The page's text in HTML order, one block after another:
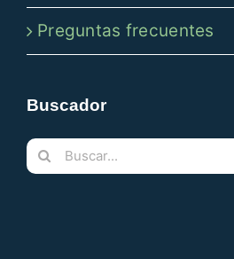
Preguntas frecuentes
Buscador
Buscar: